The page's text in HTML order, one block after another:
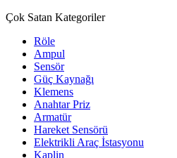
Çok Satan Kategoriler
Röle
Ampul
Sensör
Güç Kaynağı
Klemens
Anahtar Priz
Armatür
Hareket Sensörü
Elektrikli Araç İstasyonu
Kaplin